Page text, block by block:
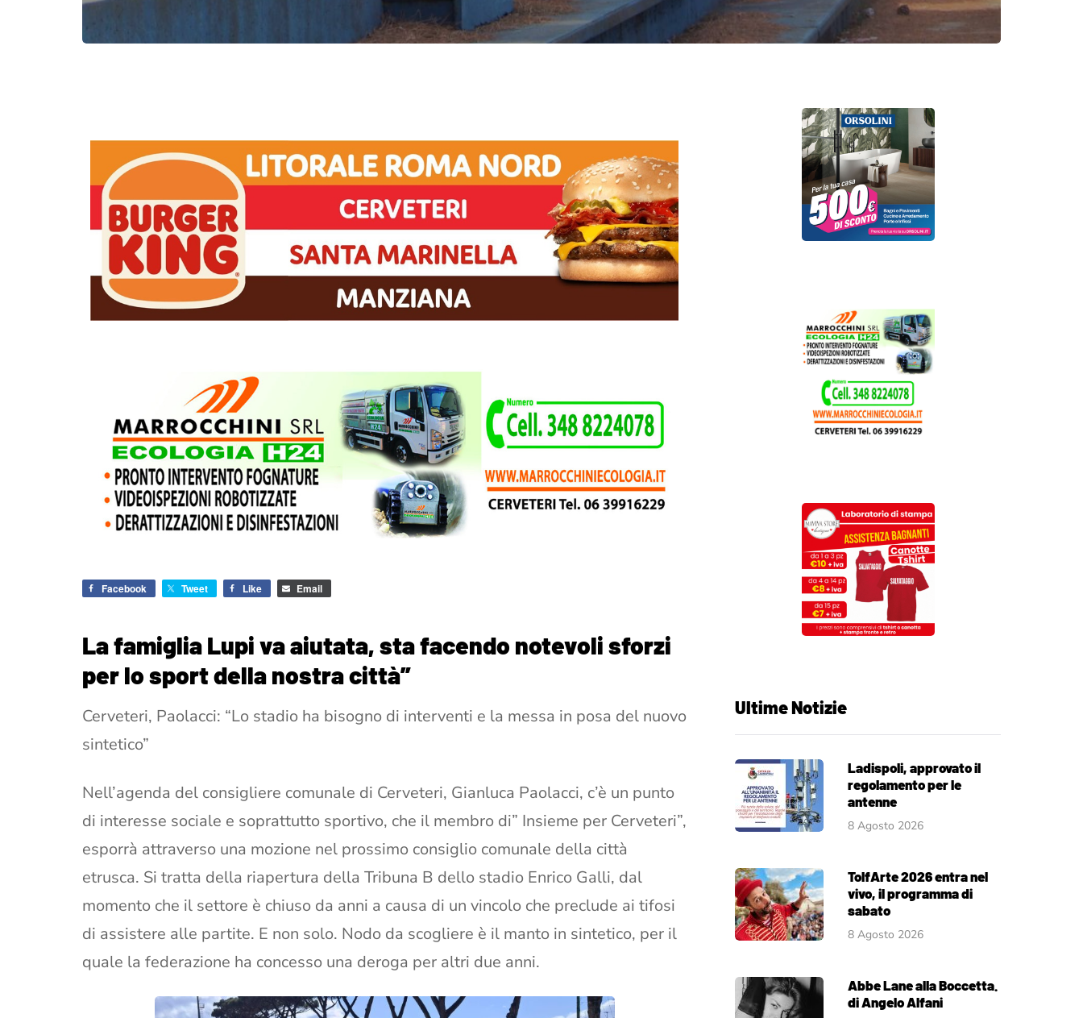
Facebook Tweet Like Email
La famiglia Lupi va aiutata, sta facendo notevoli sforzi
per lo sport della nostra città”
Cerveteri, Paolacci: “Lo stadio ha bisogno di interventi e la messa in posa del nuovo
sintetico”
Nell’agenda del consigliere comunale di Cerveteri, Gianluca Paolacci, c’è un punto
di interesse sociale e soprattutto sportivo, che il membro di” Insieme per Cerveteri”,
esporrà attraverso una mozione nel prossimo consiglio comunale della città
etrusca. Si tratta della riapertura della Tribuna B dello stadio Enrico Galli, dal
momento che il settore è chiuso da anni a causa di un vincolo che preclude ai tifosi
di assistere alle partite. E non solo. Nodo da scogliere è il manto in sintetico, per il
quale la federazione ha concesso una deroga per altri due anni.
Ultime Notizie
Ladispoli, approvato il
regolamento per le
antenne
8 Agosto 2026
TolfArte 2026 entra nel
vivo, il programma di
sabato
8 Agosto 2026
Abbe Lane alla Boccetta.
di Angelo Alfani